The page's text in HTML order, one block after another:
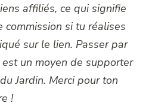
affiliés, ce qui signifie
commission si tu réalises
sur le lien. Passer par
un moyen de supporter
Jardin. Merci pour ton
!